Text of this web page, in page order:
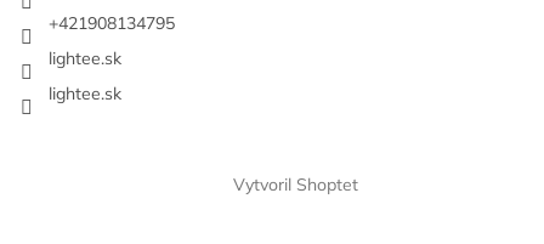
+421908134795
lightee.sk
lightee.sk
Vytvoril Shoptet